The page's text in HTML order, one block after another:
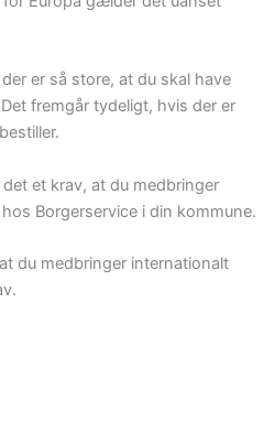
er så store, at du skal have
fremgår tydeligt, hvis der er
et krav, at du medbringer
Borgerservice i din kommune.
du medbringer internationalt